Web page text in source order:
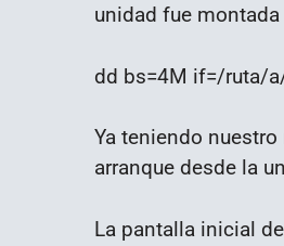
unidad fue
dd bs=4M if=/ruta/
Ya teniendo
arranque desde la
La pantalla inicial